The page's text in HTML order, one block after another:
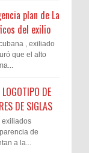
plan de La
del exilio
, exiliado
que el alto
DE
DE SIGLAS
exiliados
de
a la...